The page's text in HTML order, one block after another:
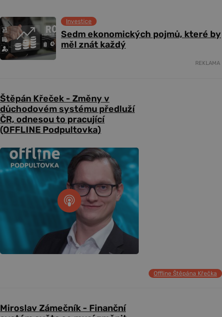
Sedm ekonomických pojmů, které by
měl znát každý
Investice
REKLAMA
Štěpán Křeček - Změny v
důchodovém systému předluží
ČR, odnesou to pracující
(OFFLINE Podpultovka)
Offline Štěpána Křečka
Miroslav Zámečník - Finanční